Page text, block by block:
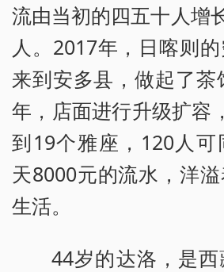
流由当初的四五十人增
人。2017年，日喀则
来到安多县，做起了茶
年，店面进行升级扩容
到19个雅座，120人
天8000元的流水，洋
生活。
44岁的达洛，是